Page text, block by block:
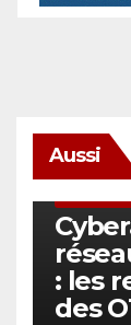
Aussi
: les
des